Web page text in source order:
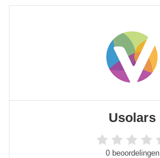
Usolars
0 beoordelingen